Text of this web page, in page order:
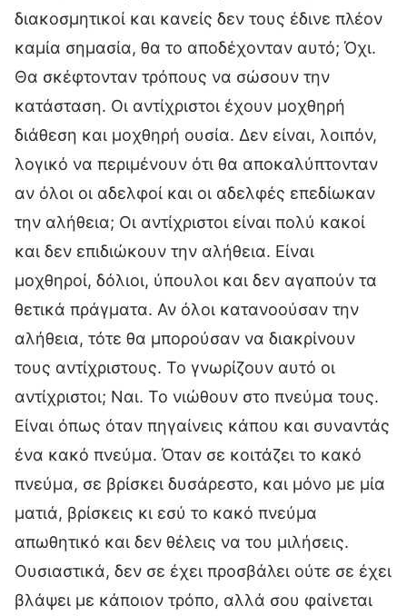
διακοσμητικοί και κανείς δεν τους έδινε πλέον
καμία σημασία, θα το αποδέχονταν αυτό; Όχι.
Θα σκέφτονταν τρόπους να σώσουν την
κατάσταση. Οι αντίχριστοι έχουν μοχθηρή
διάθεση και μοχθηρή ουσία. Δεν είναι, λοιπόν,
λογικό να περιμένουν ότι θα αποκαλύπτονταν
αν όλοι οι αδελφοί και οι αδελφές επεδίωκαν
την αλήθεια; Οι αντίχριστοι είναι πολύ κακοί
και δεν επιδιώκουν την αλήθεια. Είναι
μοχθηροί, δόλιοι, ύπουλοι και δεν αγαπούν τα
θετικά πράγματα. Αν όλοι κατανοούσαν την
αλήθεια, τότε θα μπορούσαν να διακρίνουν
τους αντίχριστους. Το γνωρίζουν αυτό οι
αντίχριστοι; Ναι. Το νιώθουν στο πνεύμα τους.
Είναι όπως όταν πηγαίνεις κάπου και συναντάς
ένα κακό πνεύμα. Όταν σε κοιτάζει το κακό
πνεύμα, σε βρίσκει δυσάρεστο, και μόνο με μία
ματιά, βρίσκεις κι εσύ το κακό πνεύμα
απωθητικό και δεν θέλεις να του μιλήσεις.
Ουσιαστικά, δεν σε έχει προσβάλει ούτε σε έχει
βλάψει με κάποιον τρόπο, αλλά σου φαίνεται